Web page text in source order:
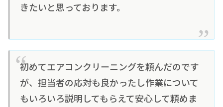
きたいと思っております。
初めてエアコンクリーニングを頼んだのです
が、担当者の応対も良かったし作業について
もいろいろ説明してもらえて安心して頼めま